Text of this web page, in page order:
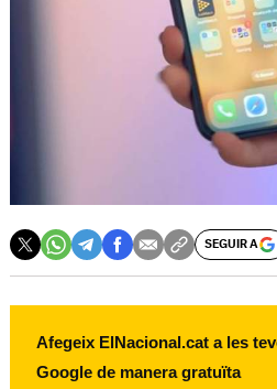
SEGUIR A
Afegeix ElNacional.cat a les
Google de manera gratuïta